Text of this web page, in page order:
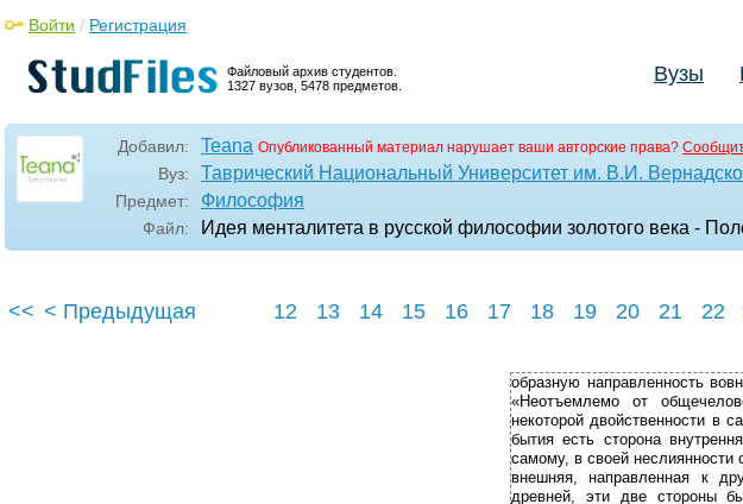
Файловый архив студентов.
1327 вузов, 5478 предметов.
Войти / Регистрация
Вузы
Добавил: Teana Опубликованный материал нарушает ваши авторские права?
Вуз: Таврический Национальный Университет им. В.И.
Предмет: Философия
Файл: Идея менталитета в русской философии золотого века -
<< < Предыдущая 12 13 14 15 16 17 18 19 20 21 22
образную направленность
«Неотъемлемо от
некоторой двойственности в
бытия есть сторона
самому, в своей неслиянности
внешняя, направленная к
древней, эти две стороны